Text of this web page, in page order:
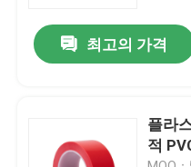
PVC 접착 테이프
섬유 유리 접착 테이프
최고의 가격
플라
적